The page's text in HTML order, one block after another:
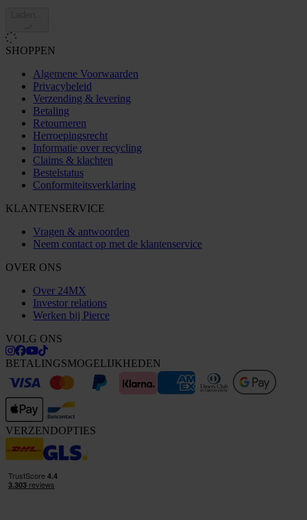
SHOPPEN
Algemene Voorwaarden
Privacybeleid
Verzending & levering
Betaling
Retourneren
Herroepingsrecht
Informatie over recycling
Claims & klachten
Bestelstatus
Conformiteitsverklaring
KLANTENSERVICE
Vragen & antwoorden
Neem contact op met de klantenservice
OVER ONS
Over 24MX
Investor relations
Werken bij Pierce
VOLG ONS
BETALINGSMOGELIJKHEDEN
VERZENDOPTIES